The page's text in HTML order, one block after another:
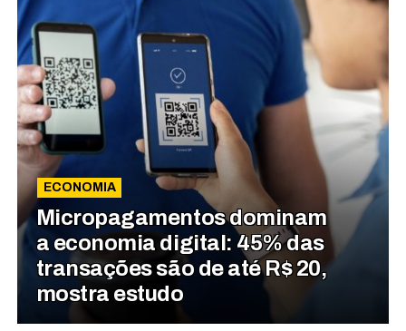
ECONOMIA
Micropagamentos dominam
a economia digital: 45% das
transações são de até R$ 20,
mostra estudo